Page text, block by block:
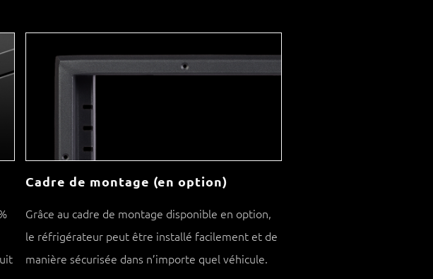
Cadre de montage (en option)
Grâce au cadre de montage disponible en option,
le réfrigérateur peut être installé facilement et de
manière sécurisée dans n’importe quel véhicule.